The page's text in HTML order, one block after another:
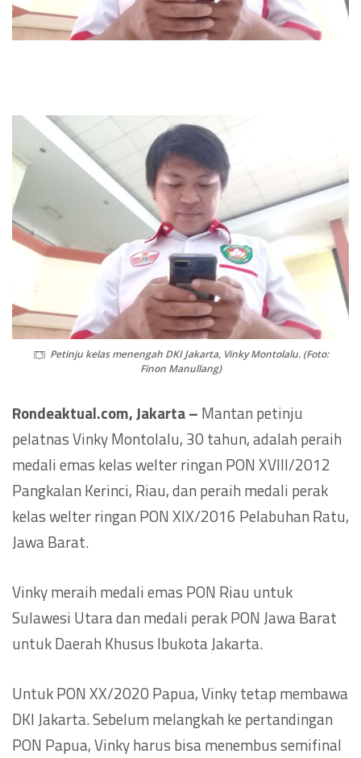
Petinju kelas menengah DKI Jakarta, Vinky Montolalu. (Foto:
Finon Manullang)
Rondeaktual.com, Jakarta – Mantan petinju
pelatnas Vinky Montolalu, 30 tahun, adalah peraih
medali emas kelas welter ringan PON XVIII/2012
Pangkalan Kerinci, Riau, dan peraih medali perak
kelas welter ringan PON XIX/2016 Pelabuhan Ratu,
Jawa Barat.
Vinky meraih medali emas PON Riau untuk
Sulawesi Utara dan medali perak PON Jawa Barat
untuk Daerah Khusus Ibukota Jakarta.
Untuk PON XX/2020 Papua, Vinky tetap membawa
DKI Jakarta. Sebelum melangkah ke pertandingan
PON Papua, Vinky harus bisa menembus semifinal